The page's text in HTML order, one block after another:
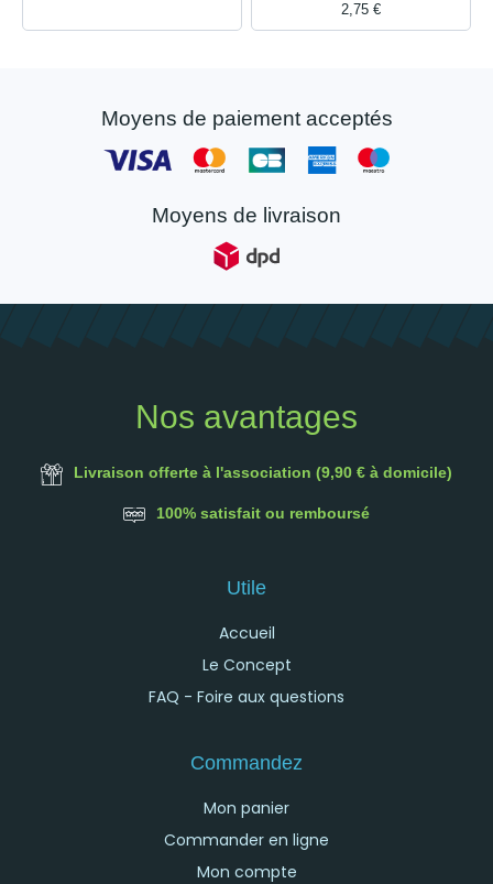
2,75 €
Moyens de paiement acceptés
Moyens de livraison
Nos avantages
Livraison offerte à l'association (9,90 € à domicile)
100% satisfait ou remboursé
Utile
Accueil
Le Concept
FAQ - Foire aux questions
Commandez
Mon panier
Commander en ligne
Mon compte